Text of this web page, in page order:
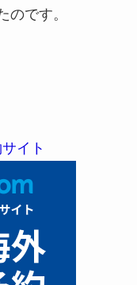
のです。
イト